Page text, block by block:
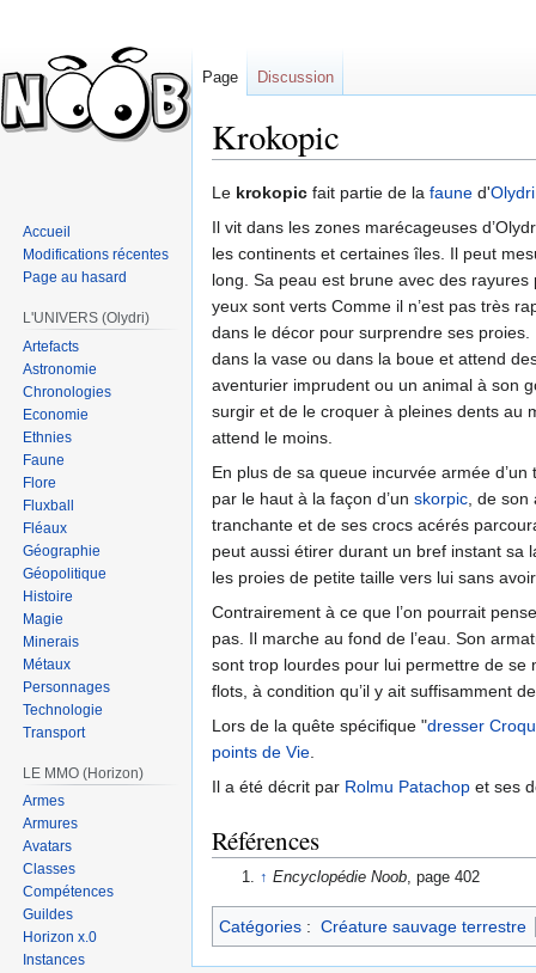
Krokopic
Sauter
à
la
navigation
Sauter
à
la
recherche
Le krokopic fait partie de la faune d'Olydri
Il vit dans les zones marécageuses
les continents et certaines îles. Il peut
long. Sa peau est brune avec des rayures
yeux sont verts Comme il n’est pas très
dans le décor pour surprendre ses proies.
dans la vase ou dans la boue et attend
aventurier imprudent ou un animal à son
surgir et de le croquer à pleines dents au
attend le moins.
En plus de sa queue incurvée armée d’un
par le haut à la façon d’un skorpic, de son
tranchante et de ses crocs acérés
peut aussi étirer durant un bref instant sa
les proies de petite taille vers lui sans
Contrairement à ce que l’on pourrait
pas. Il marche au fond de l’eau. Son
sont trop lourdes pour lui permettre de
flots, à condition qu’il y ait suffisamment
Lors de la quête spécifique "dresser
points de Vie.
Il a été décrit par Rolmu Patachop et ses
Références
↑ Encyclopédie Noob , page 402
Catégories : Créature sauvage terrestre
Page Discussion
Accueil
Modifications récentes
Page au hasard
L'UNIVERS (Olydri)
Artefacts
Astronomie
Chronologies
Economie
Ethnies
Faune
Flore
Fluxball
Fléaux
Géographie
Géopolitique
Histoire
Magie
Minerais
Métaux
Personnages
Technologie
Transport
LE MMO (Horizon)
Armes
Armures
Avatars
Classes
Compétences
Guildes
Horizon x.0
Instances